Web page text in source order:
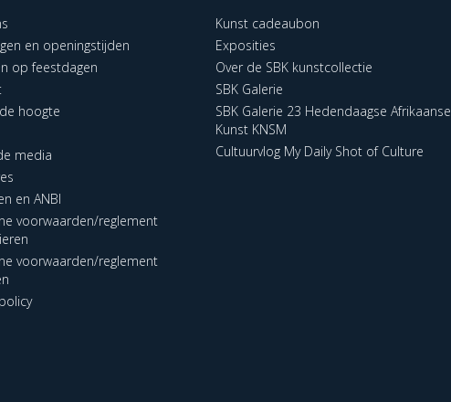
en openingstijden
op feestdagen
hoogte
media
en ANBI
voorwaarden/reglement
voorwaarden/reglement
Kunst cadeaubon
Exposities
Over de SBK kunstcollectie
SBK Galerie
SBK Galerie 23 Hedendaagse Afrikaanse
Kunst KNSM
Cultuurvlog My Daily Shot of Culture